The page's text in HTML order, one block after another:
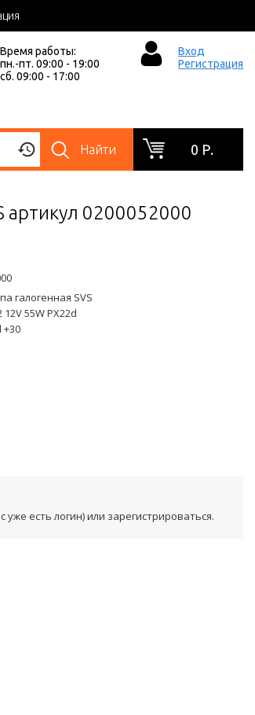
Время работы:
пн.-пт. 09:00 - 19:00
сб. 09:00 - 17:00
Вход
Регистрация
Найти 0 Р.
артикул 0200052000
галогенная SVS
12V 55W PX22d
+30
есть логин) или зарегистрироваться.